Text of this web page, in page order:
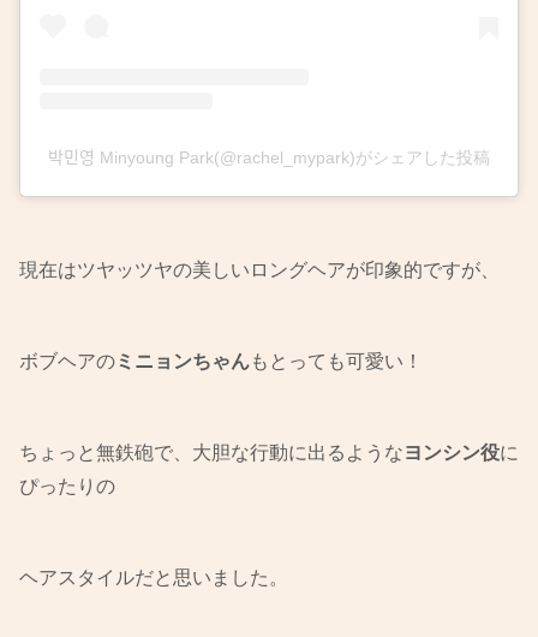
박민영 Minyoung Park(@rachel_mypark)がシェアした投稿
現在はツヤッツヤの美しいロングヘアが印象的ですが、
ボブヘアのミニョンちゃんもとっても可愛い！
ちょっと無鉄砲で、大胆な行動に出るようなヨンシン役に
ぴったりの
ヘアスタイルだと思いました。